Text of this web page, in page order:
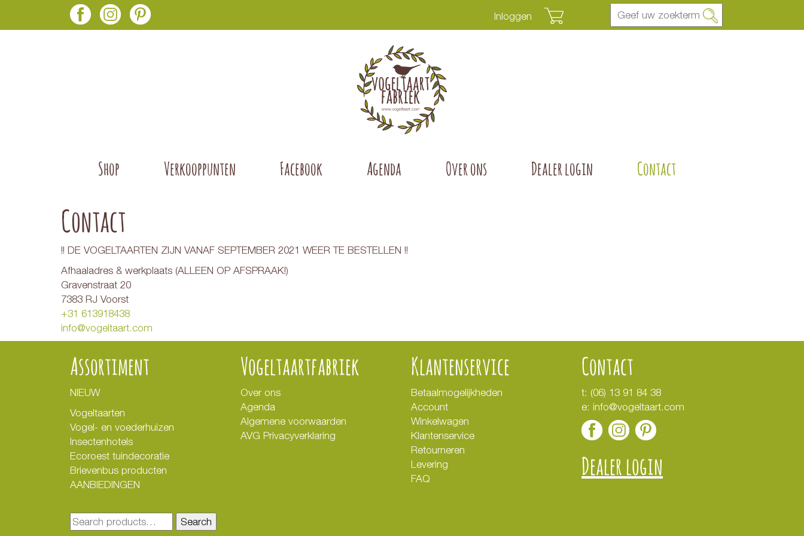
Inloggen
Shop Verkooppunten Facebook Agenda Over ons Dealer login Contact
Contact
!! DE VOGELTAARTEN ZIJN VANAF SEPTEMBER 2021 WEER TE BESTELLEN !!
Afhaaladres & werkplaats (ALLEEN OP AFSPRAAK!)
Gravenstraat 20
7383 RJ Voorst
+31 613918438
info@vogeltaart.com
Assortiment
NIEUW
Vogeltaarten
Vogel- en voederhuizen
Insectenhotels
Ecoroest tuindecoratie
Brievenbus producten
AANBIEDINGEN
Search
for:
Search
Vogeltaartfabriek
Over ons
Agenda
Algemene voorwaarden
AVG Privacyverklaring
Klantenservice
Betaalmogelijkheden
Account
Winkelwagen
Klantenservice
Retourneren
Levering
FAQ
Contact
t: (06) 13 91 84 38
e: info@vogeltaart.com
Dealer login